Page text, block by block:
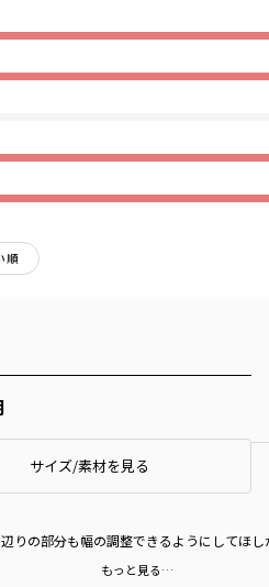
順
りの部分も幅の調整できるようにしてほし
もっと見る…
サイズ/素材を見る